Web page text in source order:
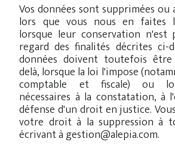
Vos données sont supprimées ou
lors que vous nous en faites
lorsque leur conservation n'est
regard des finalités décrites ci-
données doivent toutefois être
delà, lorsque la loi l'impose
comptable et fiscale) ou
nécessaires à la constatation, à
défense d'un droit en justice.
votre droit à la suppression à
écrivant àgestion@alepia.com.